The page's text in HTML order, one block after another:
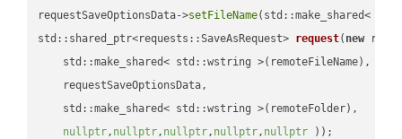
requestSaveOptionsData->setFileName(std::make_shared<
std::shared_ptr<requests::SaveAsRequest> request( new
    std::make_shared< std::wstring >(remoteFileName),
    requestSaveOptionsData,
    std::make_shared< std::wstring >(remoteFolder),
nullptr, nullptr, nullptr, nullptr, nullptr ))